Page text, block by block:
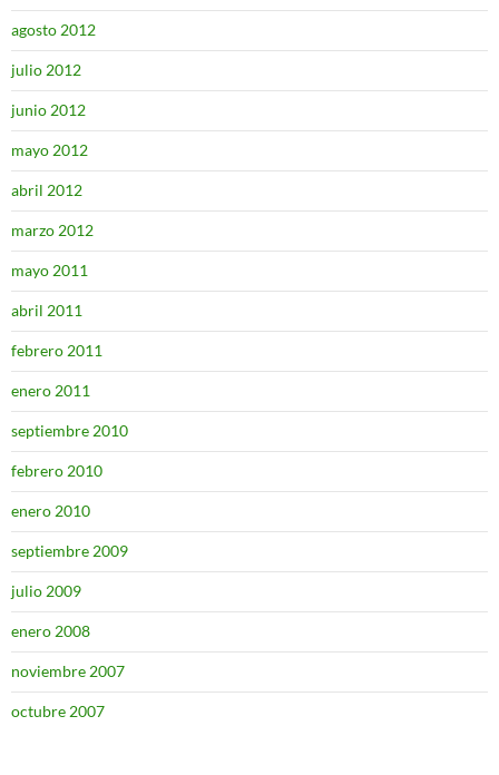
agosto 2012
julio 2012
junio 2012
mayo 2012
abril 2012
marzo 2012
mayo 2011
abril 2011
febrero 2011
enero 2011
septiembre 2010
febrero 2010
enero 2010
septiembre 2009
julio 2009
enero 2008
noviembre 2007
octubre 2007